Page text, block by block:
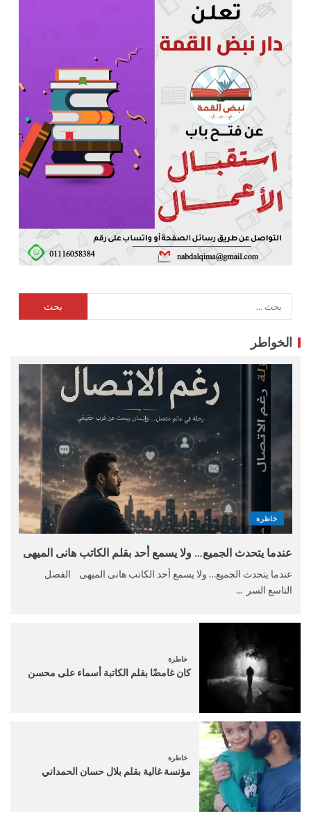
الخواطر
خاطرة
عندما يتحدث الجميع… ولا يسمع أحد بقلم الكاتب هانى الميهى
عندما يتحدث الجميع… ولا يسمع أحد الكاتب هانى الميهى الفصل
التاسع السر ...
خاطرة
كان غامضًا بقلم الكاتبة أسماء على محسن
خاطرة
مؤنسة غالية بقلم بلال حسان الحمداني